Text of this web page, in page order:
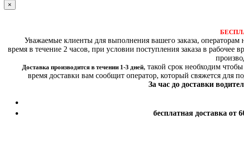
×
Уважаемые клиенты для выполнения вашего заказа, операторам
время в течение 2 часов, при условии поступления заказа в рабочее
Доставка производится в течении 1-3 дней, такой срок необходим
время доставки вам сообщит оператор, который свяжется для
За час до доставки
бесплатная доставка